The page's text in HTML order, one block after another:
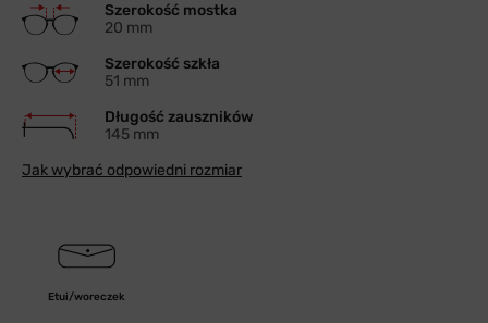
Szerokość mostka
20 mm
Szerokość szkła
51 mm
Długość zauszników
145 mm
Jak wybrać odpowiedni rozmiar
Etui/woreczek